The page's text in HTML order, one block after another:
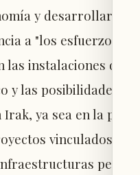
y desarrollar el
a "los esfuerzos y
las instalaciones de
y las posibilidades de
ya sea en la
vinculados a la